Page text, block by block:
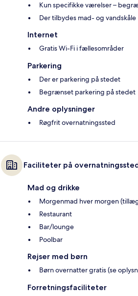
Kun specifikke værelser –
Der tilbydes mad- og vandskåle
Internet
Gratis Wi-Fi i fællesområder
Parkering
Der er parkering på stedet
Begrænset parkering på stedet
Andre oplysninger
Røgfrit overnatningssted
Faciliteter på
Mad og drikke
Morgenmad hver morgen
Restaurant
Bar/lounge
Poolbar
Rejser med børn
Børn overnatter gratis (se
Forretningsfaciliteter